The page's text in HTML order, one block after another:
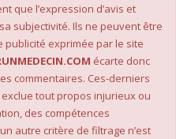
que l’expression d’avis et
subjectivité. Ils ne peuvent être
publicité exprimée par le site
écarte donc
commentaires. Ces-derniers
tout propos injurieux ou
des compétences
autre critère de filtrage n’est